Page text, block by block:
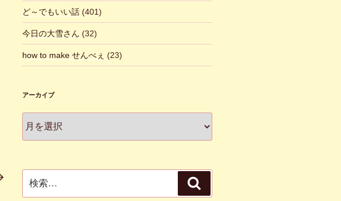
ど～でもいい話(401)
今日の大雪さん (32)
how to make せんべぇ (23)
アーカイブ
ー
ブ
索:
索